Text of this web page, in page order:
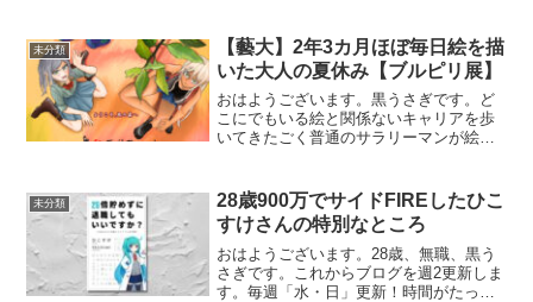
電車内でPC売却おもむろに電車内でマッ
クブックネオを広げる異...
未分類
【藝大】2年3カ月ほぼ毎日絵を描
いた大人の夏休み【ブルピリ展】
おはようございます。黒うさぎです。ど
こにでもいる絵と関係ないキャリアを歩
いてきたごく普通のサラリーマンが絵を
も行ってきたよ！😘今月の絵について百
合同人誌2作品目のタイ...
未分類
28歳900万でサイドFIREしたひこ
すけさんの特別なところ
おはようございます。28歳、無職、黒う
さぎです。これからブログを週2更新しま
す。毎週「水・日」更新！時間がたっぷ